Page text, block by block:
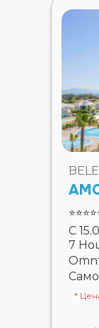
С
7
*